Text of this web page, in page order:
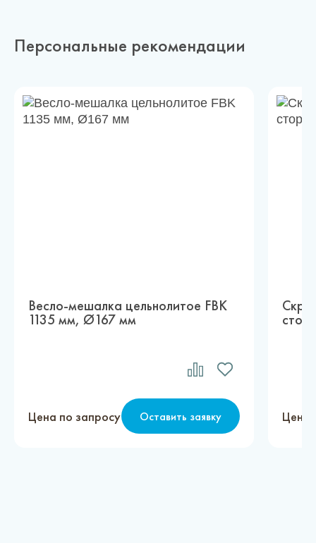
Персональные рекомендации
Весло-мешалка цельнолитое FBK
1135 мм, Ø167 мм
Цена по запросу Оставить заявку Цена